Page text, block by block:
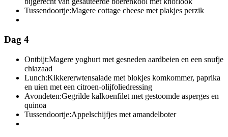
Tussendoortje:Magere cottage cheese met plakjes perzik
Dag 4
Ontbijt:Magere yoghurt met gesneden aardbeien en een snufje
chiazaad
Lunch:Kikkererwtensalade met blokjes komkommer, paprika
en uien met een citroen-olijfoliedressing
Avondeten:Gegrilde kalkoenfilet met gestoomde asperges en
quinoa
Tussendoortje:Appelschijfjes met amandelboter